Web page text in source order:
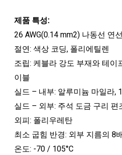
제품 특성:
26 AWG(0.14 mm2) 나동선 연
절연: 색상 코딩, 폴리에틸렌
조립: 케블라 강도 부재와 테이
이블
실드 – 내부: 알루미늄 마일라,
실드 – 외부: 주석 도금 구리 편
외피: 폴리우레탄
최소 굽힘 반경: 외부 지름의 8
온도: -70 / 105°C